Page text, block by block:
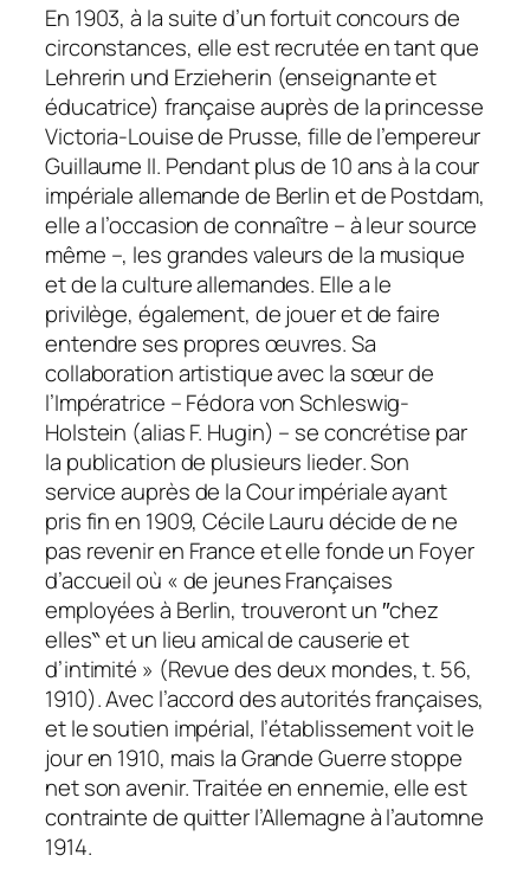
En 1903, à la suite d’un fortuit concours de
circonstances, elle est recrutée en tant que
Lehrerin und Erzieherin (enseignante et
éducatrice) française auprès de la princesse
Victoria-Louise de Prusse, fille de l’empereur
Guillaume II. Pendant plus de 10 ans à la cour
impériale allemande de Berlin et de Postdam,
elle a l’occasion de connaître – à leur source
même –, les grandes valeurs de la musique
et de la culture allemandes. Elle a le
privilège, également, de jouer et de faire
entendre ses propres œuvres. Sa
collaboration artistique avec la sœur de
l’Impératrice – Fédora von Schleswig-
Holstein (alias F. Hugin) – se concrétise par
la publication de plusieurs lieder. Son
service auprès de la Cour impériale ayant
pris fin en 1909, Cécile Lauru décide de ne
pas revenir en France et elle fonde un Foyer
d’accueil où « de jeunes Françaises
employées à Berlin, trouveront un ″chez
elles‶ et un lieu amical de causerie et
d’intimité » (Revue des deux mondes, t. 56,
1910). Avec l’accord des autorités françaises,
et le soutien impérial, l’établissement voit le
jour en 1910, mais la Grande Guerre stoppe
net son avenir. Traitée en ennemie, elle est
contrainte de quitter l’Allemagne à l’automne
1914.